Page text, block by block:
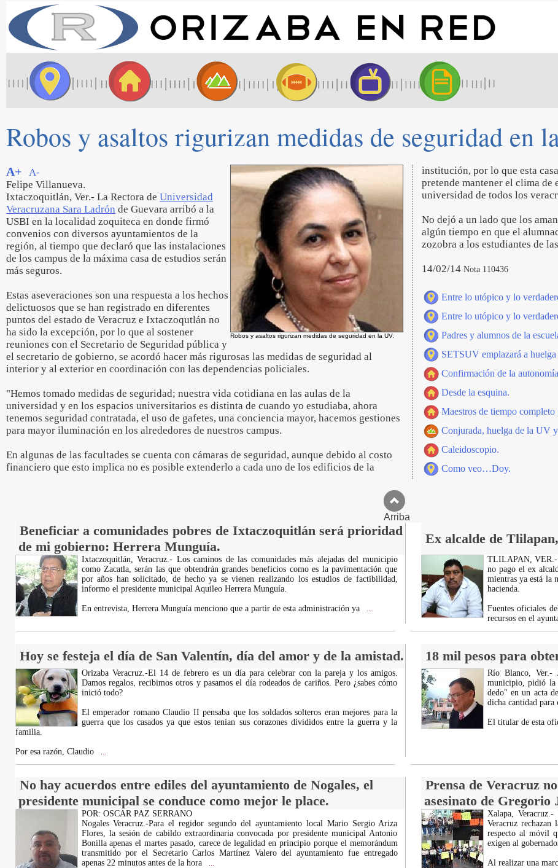
Robos y asaltos rigurizan medidas de seguridad en
Robos y asaltos rigurizan medidas de seguridad en la UV.
A+
A-
Felipe Villanueva.
Ixtaczoquitlán, Ver.- La Rectora de Universidad
Veracruzana Sara Ladrón de Guevara arribó a la
USBI en la localidad zoquiteca en donde firmó
convenios con diversos ayuntamientos de la
región, al tiempo que declaró que las instalaciones
de los campus de la máxima casa de estudios serán
más seguros.
Estas aseveraciones son una respuesta a los hechos
delictuosos que se han registrado en diferentes
puntos del estado de Veracruz e Ixtaczoqutlán no
ha sido la excepción, por lo que al sostener
reuniones con el Secretario de Seguridad pública y
el secretario de gobierno, se acordó hacer más rigurosas las medidas de seguridad al
interior y al exterior en coordinación con las dependencias policiales.
"Hemos tomado medidas de seguridad; nuestra vida cotidiana en las aulas de la
universidad y en los espacios universitarios es distinta de cuando yo estudiaba, ahora
tenemos seguridad contratada, el uso de gafetes, una conciencia mayor, hacemos gestiones
para mayor iluminación en los alrededores de nuestros campus.
En algunas de las facultades se cuenta con cámaras de seguridad, aunque debido al costo
financiero que esto implica no es posible extenderlo a cada uno de los edificios de la
institución, por lo que esta
pretende mantener el clima de
universidad de todos los
No dejó a un lado que los
algún tiempo en que el
zozobra a los estudiantes de
14/02/14 Nota 110436
Entre lo utópico y lo
Entre lo utópico y lo
Padres y alumnos de la
SETSUV emplazará a
Confirmación de la
Desde la esquina.
Maestros de tiempo
Conjurada, huelga de la UV
Caleidoscopio.
Como veo…Doy.
Arriba
Beneficiar a comunidades pobres de Ixtaczoquitlán será prioridad
de mi gobierno: Herrera Munguía.
Ex alcalde de
Ixtaczoquitlán, Veracruz.- Los caminos de las comunidades más alejadas del municipio
como Zacatla, serán las que obtendrán grandes beneficios como es la pavimentación que
por años han solicitado, de hecho ya se vienen realizando los estudios de factibilidad,
informo el presidente municipal Aquileo Herrera Munguía.
En entrevista, Herrera Munguía menciono que a partir de esta administración ya
TLILAPAN, VER.-
no pago el ex
mientras ya está la
hacienda.
Fuentes oficiales
recursos en el
Hoy se festeja el día de San Valentín, día del amor y de la amistad. 18 mil pesos para
Orizaba Veracruz.-El 14 de febrero es un día para celebrar con la pareja y los amigos.
Damos regalos, recibimos otros y pasamos el día rodeados de cariños. Pero ¿sabes cómo
inició todo?
El emperador romano Claudio II pensaba que los soldados solteros eran mejores para la
guerra que los casados ya que estos tenían sus corazones divididos entre la guerra y la
familia.
Por esa razón, Claudio
Río Blanco, Ver.-
municipio, pidió la
dedo" en un acta
dicha cantidad para
El titular de esta
No hay acuerdos entre ediles del ayuntamiento de Nogales, el
presidente municipal se conduce como mejor le place.
Prensa de Veracruz
asesinato de Gregorio
POR: OSCAR PAZ SERRANO
Nogales Veracruz.-Para el regidor segundo del ayuntamiento local Mario Sergio Ariza
Flores, la sesión de cabildo extraordinaria convocada por presidente municipal Antonio
Bonilla apenas el martes pasado, carece de legalidad en principio porque el memorándum
transmitido por el Secretario Carlos Martínez Valero del ayuntamiento fue entregado
apenas 22 minutos antes de la hora
Xalapa,
Veracruz
respecto al móvil
exigen al
Al realizar una